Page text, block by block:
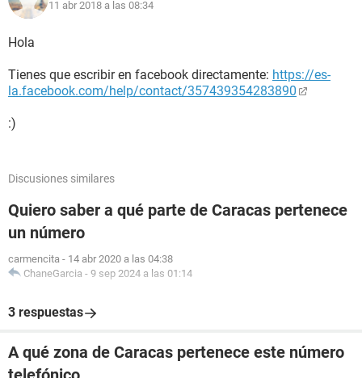
11 abr 2018 a las 08:34
Hola
Tienes que escribir en facebook directamente: https://es-
la.facebook.com/help/contact/357439354283890
:)
Discusiones similares
Quiero saber a qué parte de Caracas pertenece
un número
carmencita - 14 abr 2020 a las 04:38
ChaneGarcia - 9 sep 2024 a las 01:14
3 respuestas
A qué zona de Caracas pertenece este número